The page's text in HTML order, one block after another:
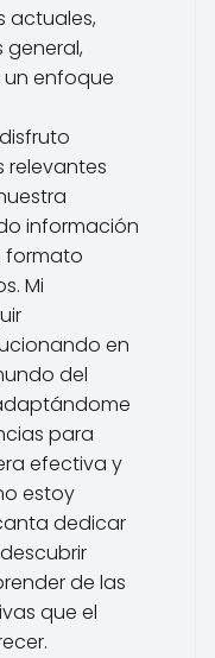
actuales,
general,
un enfoque
relevantes
información
formato
Mi
en
del
para
efectiva y
estoy
dedicar
de las
que el